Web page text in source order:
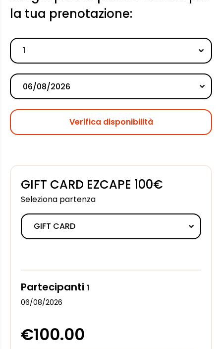
la tua prenotazione:
1
Verifica disponibilità
GIFT CARD EZCAPE 100€
Seleziona partenza
Partecipanti 1
06/08/2026
€100.00